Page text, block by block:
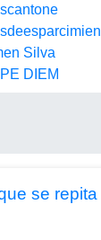
Silva
DIEM
se repita